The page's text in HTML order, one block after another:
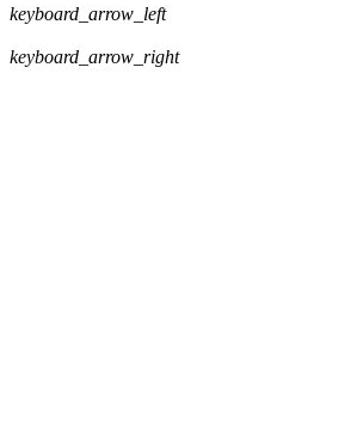
keyboard_arrow_left
keyboard_arrow_right